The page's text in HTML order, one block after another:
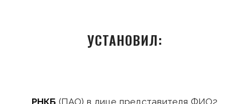
УСТАНОВИЛ:
РНКБ (ПАО) в лице представителя ФИО2